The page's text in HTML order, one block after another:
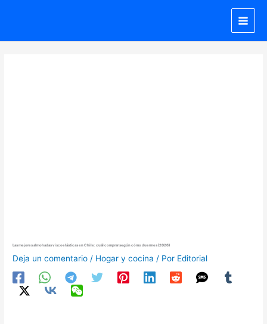
Las mejores almohadas viscoelásticas en Chile: cuál comprar según cómo duermes (2026)
Deja un comentario / Hogar y cocina / Por Editorial